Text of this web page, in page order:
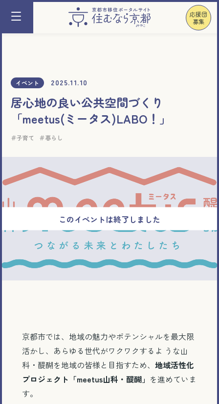
応援団
募集
イベント 2025.11.10
居心地の良い公共空間づくり
「meetus(ミータス)LABO！」
子育て 暮らし
京都市では、地域の魅力やポテンシャルを最大限
活かし、あらゆる世代がワクワクするよ うな山
科・醍醐を地域の皆様と目指すため、 地域活性化
プロジェクト「meetus山科・醍醐」 を進めていま
す。